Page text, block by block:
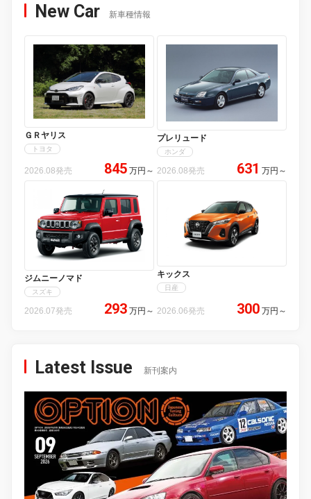
New Car 新車種情報
ＧＲヤリス
トヨタ
2026.08発売 845 万円 ～
プレリュード
ホンダ
2026.08発売 631 万円 ～
ジムニーノマド
スズキ
2026.07発売 293 万円 ～
キックス
日産
2026.06発売 300 万円 ～
Latest Issue 新刊案内